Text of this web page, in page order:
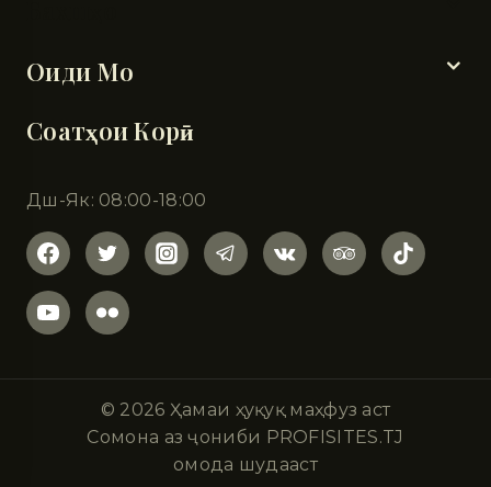
Оиди Мо
Соатҳои Корӣ
Дш-Як: 08:00-18:00
© 2026 Ҳамаи ҳуқуқ маҳфуз аст
Сомона аз ҷониби PROFISITES.TJ
омода шудааст